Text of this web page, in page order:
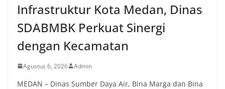
Infrastruktur Kota Medan, Dinas
SDABMBK Perkuat Sinergi
dengan Kecamatan
Agustus 6, 2026 Admin
MEDAN – Dinas Sumber Daya Air, Bina Marga dan Bina